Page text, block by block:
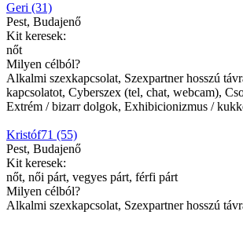
Geri (31)
Pest, Budajenő
Kit keresek:
nőt
Milyen célból?
Alkalmi szexkapcsolat, Szexpartner hosszú
kapcsolatot, Cyberszex (tel, chat, webcam),
Extrém / bizarr dolgok, Exhibicionizmus /
Kristóf71 (55)
Pest, Budajenő
Kit keresek:
nőt, női párt, vegyes párt, férfi párt
Milyen célból?
Alkalmi szexkapcsolat, Szexpartner hosszú